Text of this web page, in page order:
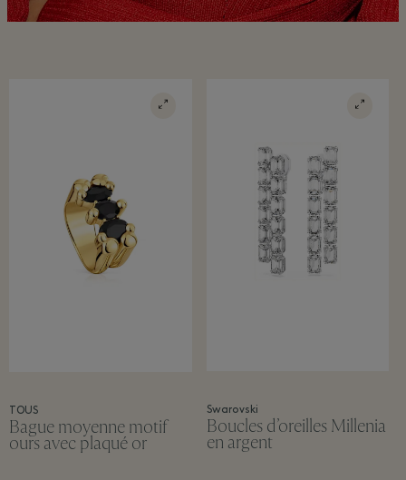
TOUS
Bague moyenne motif
ours avec plaqué or
Swarovski
Boucles d’oreilles Millenia
en argent